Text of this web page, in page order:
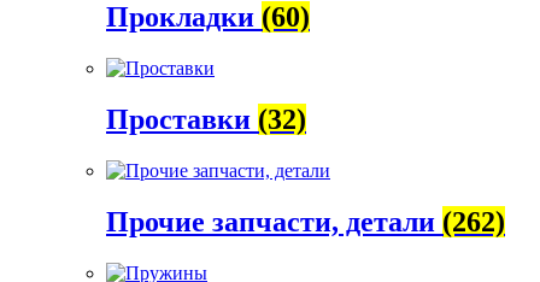
Прокладки (60)
Проставки (32)
Прочие запчасти, детали (262)